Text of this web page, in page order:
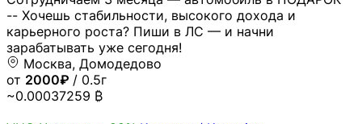
-- Хочешь стабильности, высокого дохода и
карьерного роста? Пиши в ЛС — и начни
зарабатывать уже сегодня!
Москва, Домодедово
от 2000₽ / 0.5г
~0.00037259 ₿